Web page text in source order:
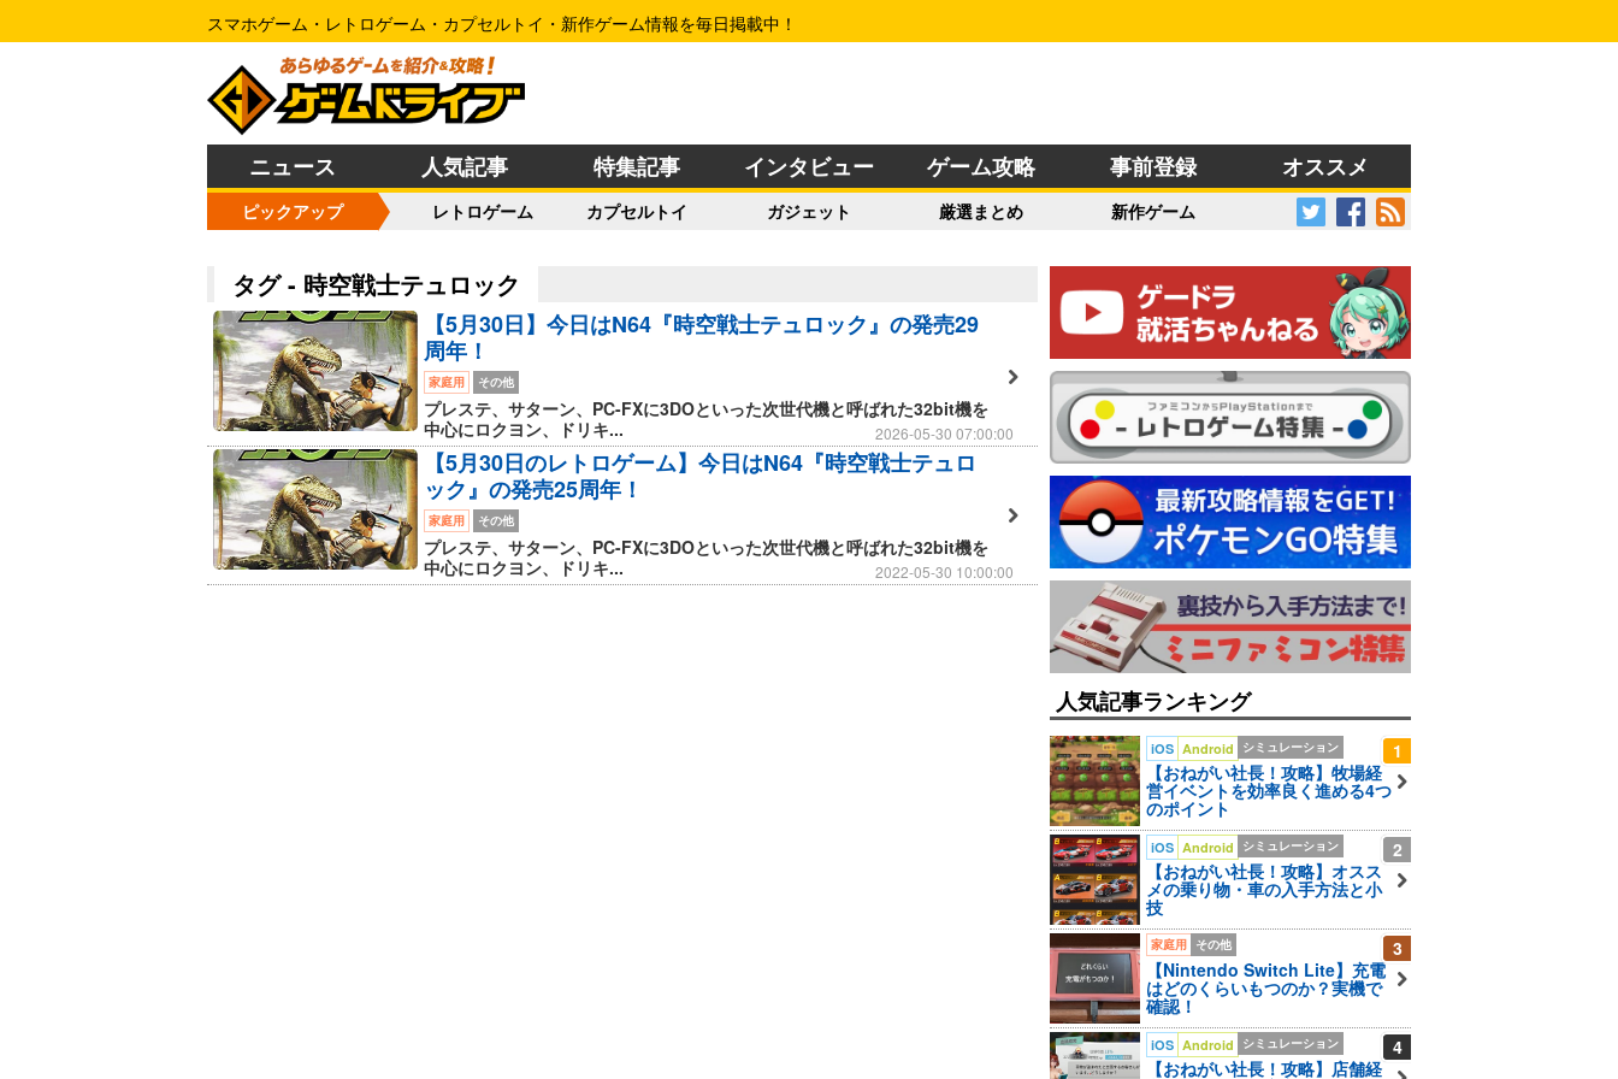
スマホゲーム・レトロゲーム・カプセルトイ・新作ゲーム情報を毎日掲載中！
ニュース 人気記事 特集記事 インタビュー ゲーム攻略 事前登録 オススメ
ピックアップ レトロゲーム カプセルトイ ガジェット 厳選まとめ 新作ゲーム
タグ - 時空戦士テュロック
【5月30日】今日はN64『時空戦士テュロック』の発売29
周年！
家庭用 その他
プレステ、サターン、PC-FXに3DOといった次世代機と呼ばれた32bit機を
中心にロクヨン、ドリキ...
2026-05-30 07:00:00
【5月30日のレトロゲーム】今日はN64『時空戦士テュロ
ック』の発売25周年！
家庭用 その他
プレステ、サターン、PC-FXに3DOといった次世代機と呼ばれた32bit機を
中心にロクヨン、ドリキ...
2022-05-30 10:00:00
人気記事ランキング
1
iOS Android シミュレーション
【おねがい社長！攻略】牧場経
営イベントを効率良く進める4つ
のポイント
2
iOS Android シミュレーション
【おねがい社長！攻略】オスス
メの乗り物・車の入手方法と小
技
3
家庭用 その他
【Nintendo Switch Lite】充電
はどのくらいもつのか？実機で
確認！
4
iOS Android シミュレーション
【おねがい社長！攻略】店舗経